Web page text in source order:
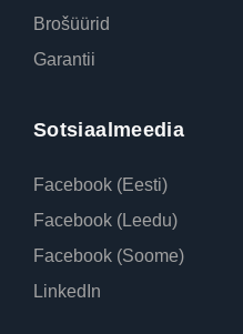
Brošüürid
Garantii
Sotsiaalmeedia
Facebook (Eesti)
Facebook (Leedu)
Facebook (Soome)
LinkedIn